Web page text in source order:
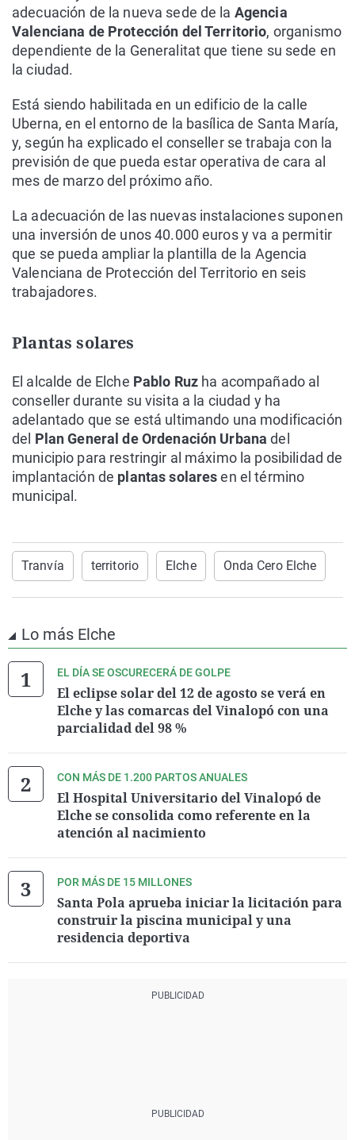
adecuación de la nueva sede de la Agencia
Valenciana de Protección del Territorio, organismo
dependiente de la Generalitat que tiene su sede en
la ciudad.
Está siendo habilitada en un edificio de la calle
Uberna, en el entorno de la basílica de Santa María,
y, según ha explicado el conseller se trabaja con la
previsión de que pueda estar operativa de cara al
mes de marzo del próximo año.
La adecuación de las nuevas instalaciones suponen
una inversión de unos 40.000 euros y va a permitir
que se pueda ampliar la plantilla de la Agencia
Valenciana de Protección del Territorio en seis
trabajadores.
Plantas solares
El alcalde de Elche Pablo Ruz ha acompañado al
conseller durante su visita a la ciudad y ha
adelantado que se está ultimando una modificación
del Plan General de Ordenación Urbana del
municipio para restringir al máximo la posibilidad de
implantación de plantas solaresen el término
municipal.
Tranvía territorio Elche Onda Cero Elche
Lo más Elche
EL DÍA SE OSCURECERÁ DE GOLPE
El eclipse solar del 12 de agosto se verá en
Elche y las comarcas del Vinalopó con una
parcialidad del 98 %
CON MÁS DE 1.200 PARTOS ANUALES
El Hospital Universitario del Vinalopó de
Elche se consolida como referente en la
atención al nacimiento
POR MÁS DE 15 MILLONES
Santa Pola aprueba iniciar la licitación para
construir la piscina municipal y una
residencia deportiva